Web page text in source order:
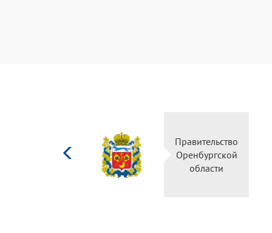
Правительство
Оренбургской
области